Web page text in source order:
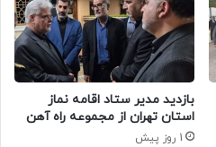
بازدید مدیر ستاد اقامه نماز
استان تهران از مجموعه راه آهن
1 روز پیش